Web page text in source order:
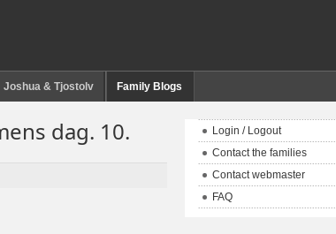
Joshua & Tjostolv Family Blogs
dag. 10.
Login / Logout
Contact the families
Contact webmaster
FAQ